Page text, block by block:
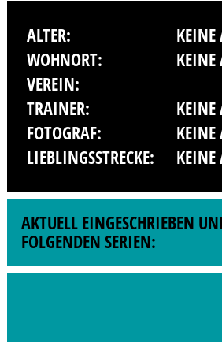
ALTER:
KEINE
WOHNORT:
KEINE
VEREIN:
TRAINER:
KEINE
FOTOGRAF:
KEINE
LIEBLINGSSTRECKE:
KEINE
AKTUELL EINGESCHRIEBEN
FOLGENDEN SERIEN: